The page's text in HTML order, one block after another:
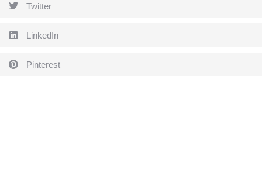
Twitter
LinkedIn
Pinterest